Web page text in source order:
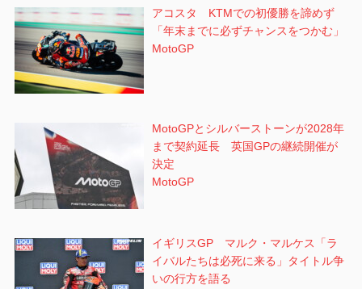
アコスタ KTMでの初優勝を諦めず
「年末までに必ずチャンスをつかむ」
MotoGP
MotoGPとシルバーストーンが2028年
まで契約延長 英国GPの継続開催が
決定
MotoGP
イギリスGP マルク・マルケス「ラ
イバルたちは必死に来る」タイトル争
いの行方を語る